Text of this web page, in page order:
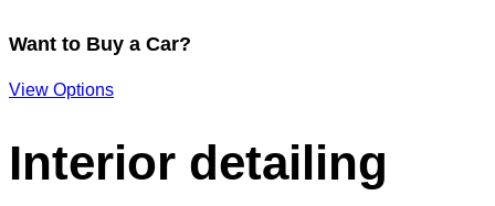
Want to Buy a Car?
View Options
Interior detailing